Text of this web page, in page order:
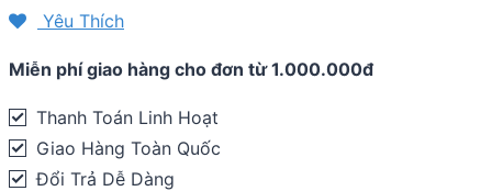
bộ
quang
2
ngăn
(phiên
Yêu Thích
Miễn phí giao hàng cho đơn từ 1.000.000đ
Thanh Toán Linh Hoạt
Giao Hàng Toàn Quốc
Đổi Trả Dễ Dàng